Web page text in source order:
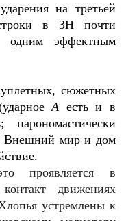
на третьей
в ЗН почти
одним эффектным
сюжетных
А есть и в
; парономастически
Внешний мир и дом
проявляется в
движениях
устремлены к